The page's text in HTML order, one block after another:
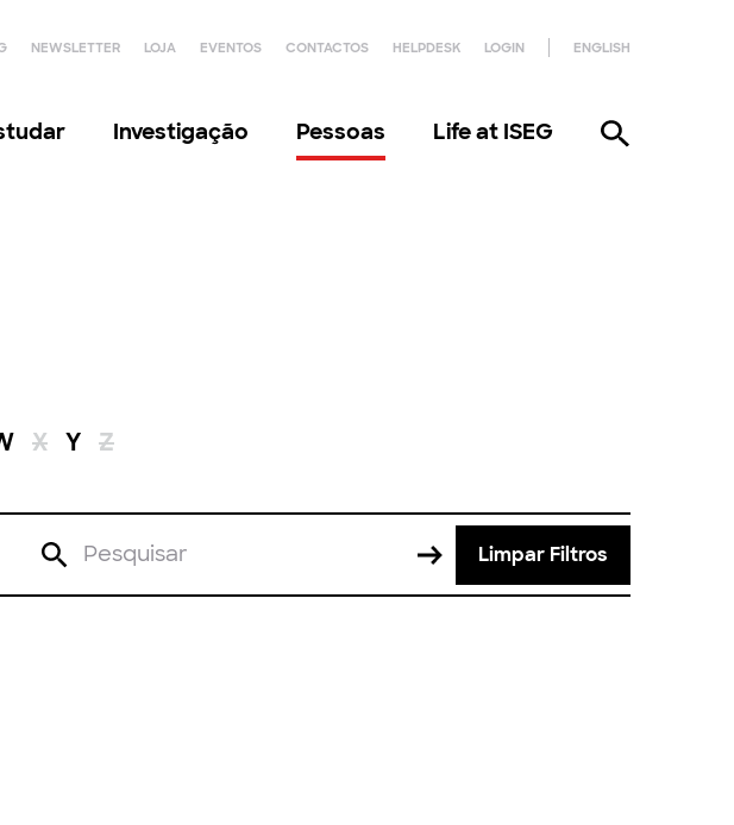
NEWSLETTER LOJA EVENTOS CONTACTOS HELPDESK LOGIN ENGLISH
Investigação Pessoas Life at ISEG
X Y Z
Limpar Filtros